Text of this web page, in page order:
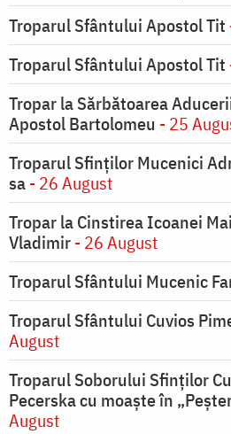
Troparul Sfântului Apostol Tit
Troparul Sfântului Apostol Tit
Tropar la Sărbătoarea
Apostol Bartolomeu - 25
Troparul Sfinţilor Mucenici
sa- 26 August
Tropar la Cinstirea Icoanei
Vladimir- 26 August
Troparul Sfântului Mucenic
Troparul Sfântului Cuvios
August
Troparul Soborului Sfinților
Pecerska cu moaște în
August